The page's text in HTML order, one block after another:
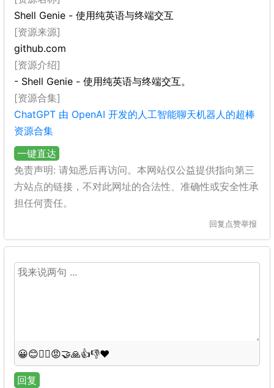
Shell Genie - 使用纯英语与终端交互
[资源来源]
github.com
[资源介绍]
- Shell Genie - 使用纯英语与终端交互。
[资源合集]
ChatGPT 由 OpenAI 开发的人工智能聊天机器人的超棒
资源合集
一键直达
免责声明: 请知悉后再访问。本网站仅公益提供指向第三
方站点的链接，不对此网址的合法性、准确性或安全性承
担任何责任。
回复 点赞举报
😀😊😵‍💫😡🤝🙏👍👎❤️
回复